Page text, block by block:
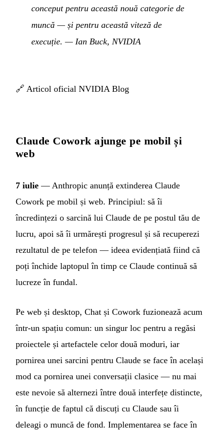
conceput pentru această nouă categorie de
muncă — și pentru această viteză de
execuție. — Ian Buck, NVIDIA
🔗 Articol oficial NVIDIA Blog
Claude Cowork ajunge pe mobil și
web
7 iulie — Anthropic anunță extinderea Claude
Cowork pe mobil și web. Principiul: să îi
încredințezi o sarcină lui Claude de pe postul tău de
lucru, apoi să îi urmărești progresul și să recuperezi
rezultatul de pe telefon — ideea evidențiată fiind că
poți închide laptopul în timp ce Claude continuă să
lucreze în fundal.
Pe web și desktop, Chat și Cowork fuzionează acum
într-un spațiu comun: un singur loc pentru a regăsi
proiectele și artefactele celor două moduri, iar
pornirea unei sarcini pentru Claude se face în același
mod ca pornirea unei conversații clasice — nu mai
este nevoie să alternezi între două interfețe distincte,
în funcție de faptul că discuți cu Claude sau îi
deleagi o muncă de fond. Implementarea se face în